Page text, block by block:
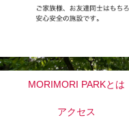
MORIMORI PARKとは
アクセス